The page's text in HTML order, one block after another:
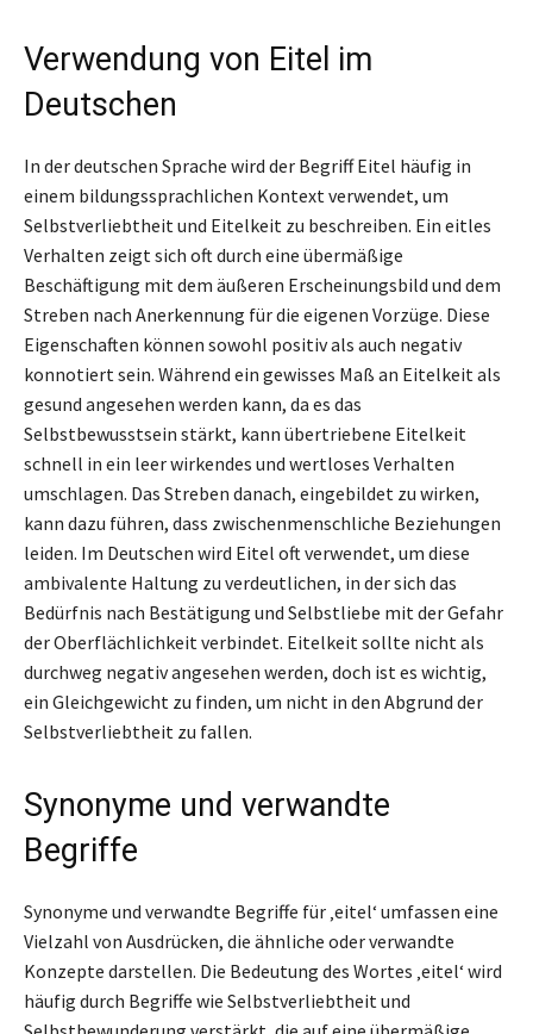
Verwendung von Eitel im
Deutschen
In der deutschen Sprache wird der Begriff Eitel häufig in
einem bildungssprachlichen Kontext verwendet, um
Selbstverliebtheit und Eitelkeit zu beschreiben. Ein eitles
Verhalten zeigt sich oft durch eine übermäßige
Beschäftigung mit dem äußeren Erscheinungsbild und dem
Streben nach Anerkennung für die eigenen Vorzüge. Diese
Eigenschaften können sowohl positiv als auch negativ
konnotiert sein. Während ein gewisses Maß an Eitelkeit als
gesund angesehen werden kann, da es das
Selbstbewusstsein stärkt, kann übertriebene Eitelkeit
schnell in ein leer wirkendes und wertloses Verhalten
umschlagen. Das Streben danach, eingebildet zu wirken,
kann dazu führen, dass zwischenmenschliche Beziehungen
leiden. Im Deutschen wird Eitel oft verwendet, um diese
ambivalente Haltung zu verdeutlichen, in der sich das
Bedürfnis nach Bestätigung und Selbstliebe mit der Gefahr
der Oberflächlichkeit verbindet. Eitelkeit sollte nicht als
durchweg negativ angesehen werden, doch ist es wichtig,
ein Gleichgewicht zu finden, um nicht in den Abgrund der
Selbstverliebtheit zu fallen.
Synonyme und verwandte
Begriffe
Synonyme und verwandte Begriffe für ‚eitel‘ umfassen eine
Vielzahl von Ausdrücken, die ähnliche oder verwandte
Konzepte darstellen. Die Bedeutung des Wortes ‚eitel‘ wird
häufig durch Begriffe wie Selbstverliebtheit und